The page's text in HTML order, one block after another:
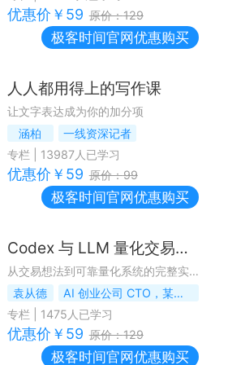
优惠价￥ 59 原价：129
极客时间官网优惠购买
人人都用得上的写作课
让文字表达成为你的加分项
涵柏
一线资深记者
专栏
13987人已学习
优惠价￥ 59 原价：99
极客时间官网优惠购买
Codex 与 LLM 量化交易实战课
从交易想法到可靠量化系统的完整实现
袁从德
AI 创业公司 CTO，某交易所的前算法负责人
专栏
1475 人已学习
优惠价￥ 59 原价：129
极客时间官网优惠购买